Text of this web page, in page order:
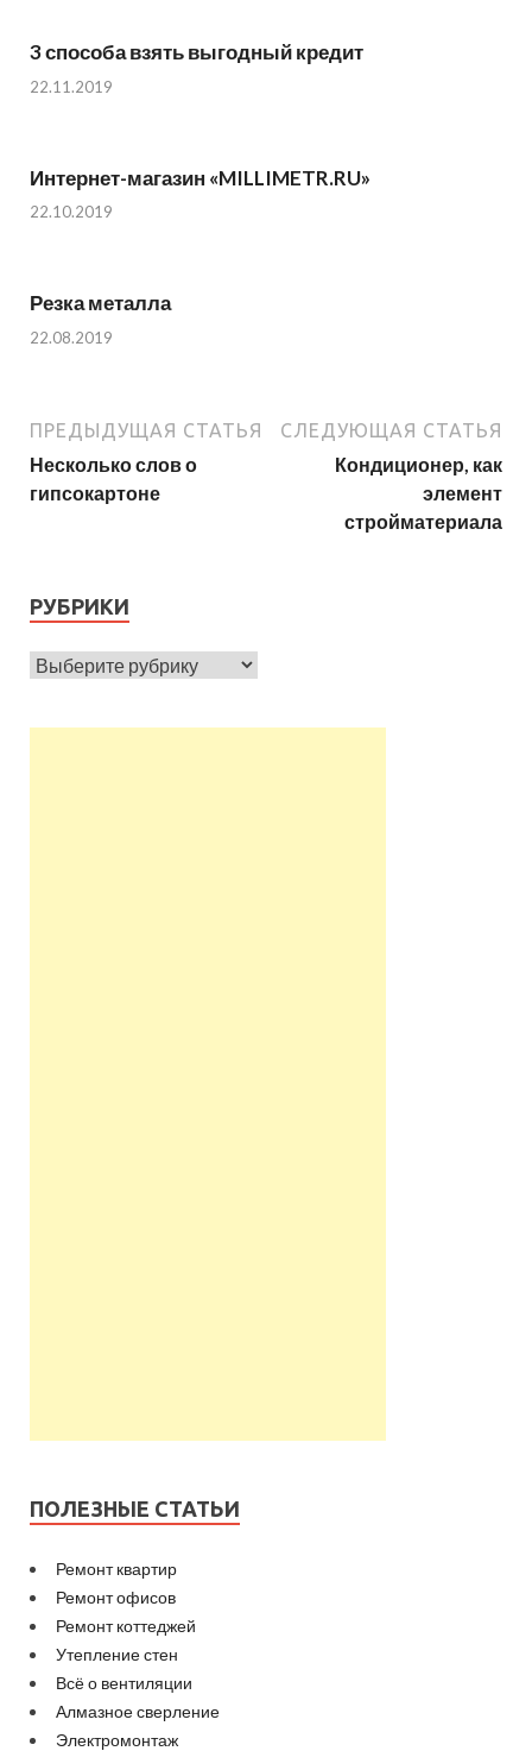
3 способа взять выгодный кредит
22.11.2019
Интернет-магазин «MILLIMETR.RU»
22.10.2019
Резка металла
22.08.2019
ПРЕДЫДУЩАЯ СТАТЬЯ
Несколько слов о
гипсокартоне
СЛЕДУЮЩАЯ СТАТЬЯ
Кондиционер, как
элемент
стройматериала
РУБРИКИ
ПОЛЕЗНЫЕ СТАТЬИ
Ремонт квартир
Ремонт офисов
Ремонт коттеджей
Утепление стен
Всё о вентиляции
Алмазное сверление
Электромонтаж